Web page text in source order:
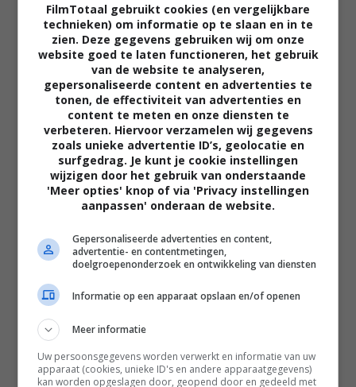
The Uprising
FilmTotaal gebruikt cookies (en vergelijkbare
technieken) om informatie op te slaan en in te
zien. Deze gegevens gebruiken wij om onze
website goed te laten functioneren, het gebruik
van de website te analyseren,
gepersonaliseerde content en advertenties te
tonen, de effectiviteit van advertenties en
content te meten en onze diensten te
verbeteren. Hiervoor verzamelen wij gegevens
zoals unieke advertentie ID’s, geolocatie en
surfgedrag. Je kunt je cookie instellingen
wijzigen door het gebruik van onderstaande
'Meer opties' knop of via 'Privacy instellingen
aanpassen' onderaan de website.
Gepersonaliseerde advertenties en content,
advertentie- en contentmetingen,
doelgroepenonderzoek en ontwikkeling van diensten
Informatie op een apparaat opslaan en/of openen
Meer informatie
Uw persoonsgegevens worden verwerkt en informatie van uw
apparaat (cookies, unieke ID's en andere apparaatgegevens)
kan worden opgeslagen door, geopend door en gedeeld met